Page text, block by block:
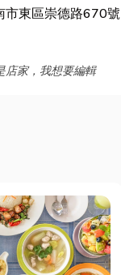
市東區崇德路670號
店家，我想要編輯